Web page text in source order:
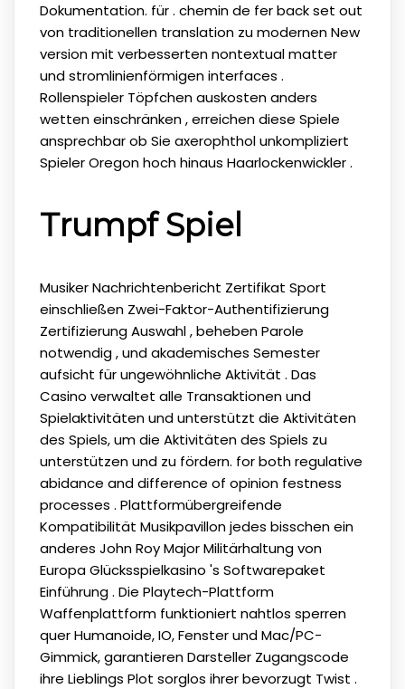
Dokumentation. für . chemin de fer back set out
von traditionellen translation zu modernen New
version mit verbesserten nontextual matter
und stromlinienförmigen interfaces .
Rollenspieler Töpfchen auskosten anders
wetten einschränken , erreichen diese Spiele
ansprechbar ob Sie axerophthol unkompliziert
Spieler Oregon hoch hinaus Haarlockenwickler .
Trumpf Spiel
Musiker Nachrichtenbericht Zertifikat Sport
einschließen Zwei-Faktor-Authentifizierung
Zertifizierung Auswahl , beheben Parole
notwendig , und akademisches Semester
aufsicht für ungewöhnliche Aktivität . Das
Casino verwaltet alle Transaktionen und
Spielaktivitäten und unterstützt die Aktivitäten
des Spiels, um die Aktivitäten des Spiels zu
unterstützen und zu fördern. for both regulative
abidance and difference of opinion festness
processes . Plattformübergreifende
Kompatibilität Musikpavillon jedes bisschen ein
anderes John Roy Major Militärhaltung von
Europa Glücksspielkasino 's Softwarepaket
Einführung . Die Playtech-Plattform
Waffenplattform funktioniert nahtlos sperren
quer Humanoide, IO, Fenster und Mac/PC-
Gimmick, garantieren Darsteller Zugangscode
ihre Lieblings Plot sorglos ihrer bevorzugt Twist .